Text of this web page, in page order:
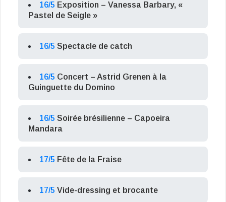
16/5 Exposition – Vanessa Barbary, «
Pastel de Seigle »
16/5 Spectacle de catch
16/5 Concert – Astrid Grenen à la
Guinguette du Domino
16/5 Soirée brésilienne – Capoeira
Mandara
17/5 Fête de la Fraise
17/5 Vide-dressing et brocante